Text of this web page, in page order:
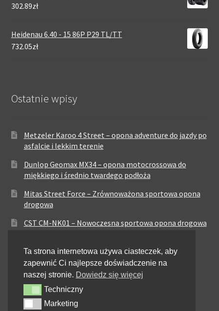
302.89zł
Heidenau 6.40 - 15 86P P29 TL/TT
732.05zł
Ostatnie wpisy
Metzeler Karoo 4 Street – opona adventure do jazdy po
asfalcie i lekkim terenie
Dunlop Geomax MX34 – opona motocrossowa do
miękkiego i średnio twardego podłoża
Mitas Street Force – Zrównoważona sportowa opona
drogowa
CST CM-NK01 – Nowoczesna sportowa opona drogowa
zrównoważonych osiągach
Pirelli City Demon – Niezawodność w codziennej
jeździe miejskiej
Metzeler Perfect ME77 – Klasyczna opona o
Ta strona internetowa używa ciasteczek, aby
zapewnić Ci najlepsze doświadczenie na
naszej stronie. Dowiedz się więcej
Techniczny
Techniczny
MarketingMarketing